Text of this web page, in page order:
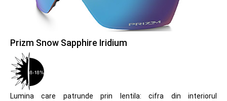
Prizm Snow Sapphire Iridium
Lumina care patrunde prin lentila: cifra din interiorul